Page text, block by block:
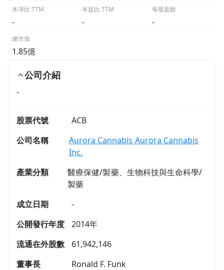
本淨比 TTM
-
本益比 TTM
-
每股盈餘
-
總市值
1.85億
公司介紹
-
股票代號
ACB
公司名稱
Aurora Cannabis Aurora Cannabis
Inc.
產業分類
醫療保健/製藥、生物科技與生命科學/
製藥
成立日期
-
公開發行年度
2014年
流通在外股數
61,942,146
董事長
Ronald F. Funk